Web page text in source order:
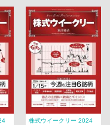
株式ウイークリー 2024